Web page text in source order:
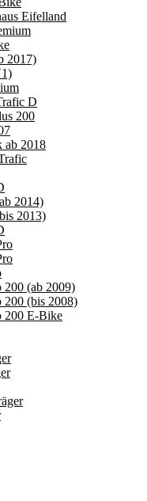
Eifelland
2017)
D
200
ab 2018
2014)
2013)
(ab 2009)
(bis 2008)
200 E-Bike